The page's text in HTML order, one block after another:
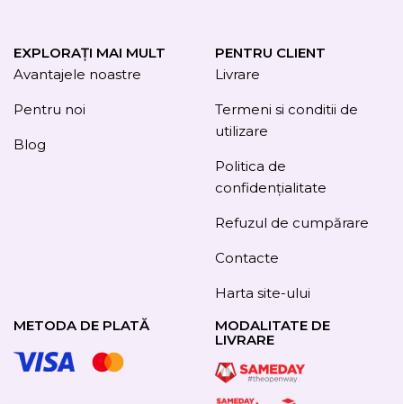
EXPLORAȚI MAI MULT
Avantajele noastre
Pentru noi
Blog
PENTRU CLIENT
Livrare
Termeni si conditii de
utilizare
Politica de
confidențialitate
Refuzul de cumpărare
Contacte
Harta site-ului
METODA DE PLATĂ
MODALITATE DE
LIVRARE